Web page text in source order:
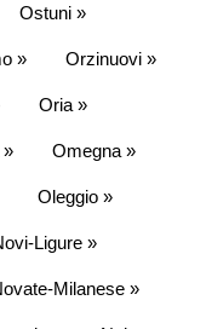
Ostuni »
» Orzinuovi »
Oria »
» Omegna »
Oleggio »
Ligure »
Milanese »